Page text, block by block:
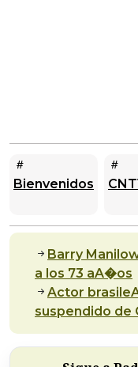
Bienvenidos
Barry
a los 73 aA�os
Actor
suspendido de